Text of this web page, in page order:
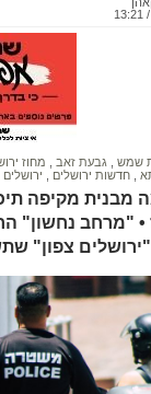
שמש גבעת זאב מחוז
חדשות ירושלים
מבנית מקיפה
• "מרחב נחשון"
צפון"